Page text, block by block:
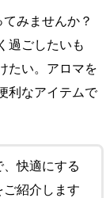
みませんか？
過ごしたいも
たい。アロマを
利なアイテムで
快適にする
紹介します